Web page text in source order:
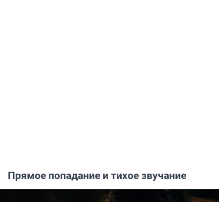
Прямое попадание и тихое звучание